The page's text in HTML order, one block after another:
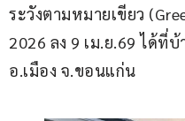
ระวังตามหมายเขียว
2026 ลง 9 เม.ย.69 ได้ที่
อ.เมือง จ.ขอนแก่น